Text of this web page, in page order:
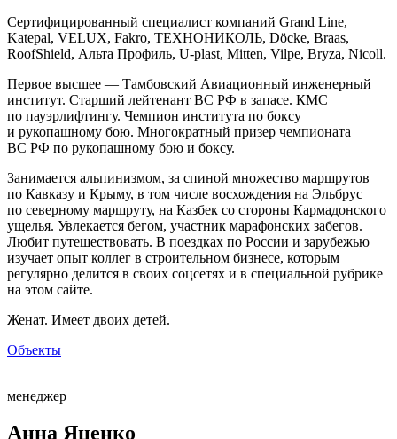
Сертифицированный специалист компаний Grand Line,
Katepal, VELUX, Fakro, ТЕХНОНИКОЛЬ, Döcke, Braas,
RoofShield, Альта Профиль, U-plast, Mitten, Vilpe, Bryza, Nicoll.
Первое высшее — Тамбовский Авиационный инженерный
институт. Старший лейтенант ВС РФ в запасе. КМС
по пауэрлифтингу. Чемпион института по боксу
и рукопашному бою. Многократный призер чемпионата
ВС РФ по рукопашному бою и боксу.
Занимается альпинизмом, за спиной множество маршрутов
по Кавказу и Крыму, в том числе восхождения на Эльбрус
по северному маршруту, на Казбек со стороны Кармадонского
ущелья. Увлекается бегом, участник марафонских забегов.
Любит путешествовать. В поездках по России и зарубежью
изучает опыт коллег в строительном бизнесе, которым
регулярно делится в своих соцсетях и в специальной рубрике
на этом сайте.
Женат. Имеет двоих детей.
Объекты
менеджер
Анна Яценко